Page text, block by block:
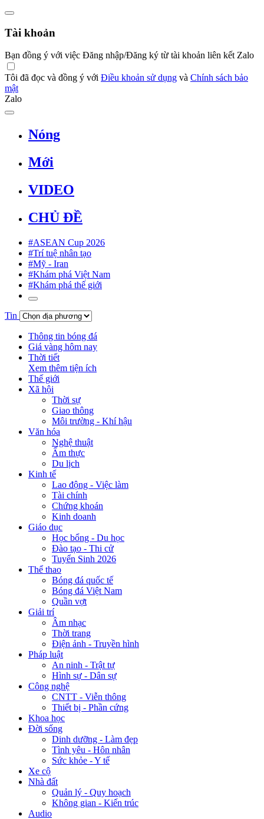
Tài khoản
Bạn đồng ý với việc Đăng nhập/Đăng ký từ tài khoản liên kết Zalo
Tôi đã đọc và đồng ý với Điều khoản sử dụng và Chính sách bảo
mật
Zalo
Nóng
Mới
VIDEO
CHỦ ĐỀ
#ASEAN Cup 2026
#Trí tuệ nhân tạo
#Mỹ - Iran
#Khám phá Việt Nam
#Khám phá thế giới
Tin
Thông tin bóng đá
Giá vàng hôm nay
Thời tiết
Xem thêm tiện ích
Thế giới
Xã hội
Thời sự
Giao thông
Môi trường - Khí hậu
Văn hóa
Nghệ thuật
Ẩm thực
Du lịch
Kinh tế
Lao động - Việc làm
Tài chính
Chứng khoán
Kinh doanh
Giáo dục
Học bổng - Du học
Đào tạo - Thi cử
Tuyển Sinh 2026
Thể thao
Bóng đá quốc tế
Bóng đá Việt Nam
Quần vợt
Giải trí
Âm nhạc
Thời trang
Điện ảnh - Truyền hình
Pháp luật
An ninh - Trật tự
Hình sự - Dân sự
Công nghệ
CNTT - Viễn thông
Thiết bị - Phần cứng
Khoa học
Đời sống
Dinh dưỡng - Làm đẹp
Tình yêu - Hôn nhân
Sức khỏe - Y tế
Xe cộ
Nhà đất
Quản lý - Quy hoạch
Không gian - Kiến trúc
Audio